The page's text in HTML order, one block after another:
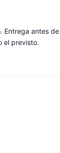
antes
el previsto.